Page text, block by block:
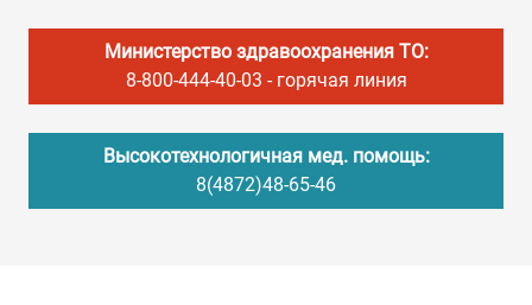
Министерство здравоохранения ТО:
8-800-444-40-03 - горячая линия
Высокотехнологичная мед. помощь:
8(4872)48-65-46